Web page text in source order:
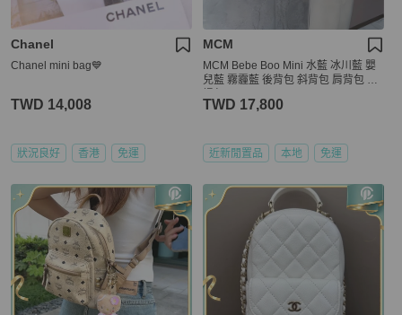
Chanel
Chanel mini bag💙
TWD 14,008
狀況良好 香港 免運
MCM
MCM Bebe Boo Mini 水藍 冰川藍 嬰
兒藍 霧霾藍 後背包 斜背包 肩背包 手
TWD 17,800
近新閒置品 本地 免運